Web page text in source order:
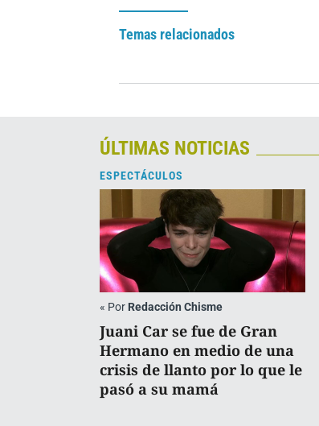
Temas relacionados
ÚLTIMAS NOTICIAS
ESPECTÁCULOS
« Por Redacción Chisme
Juani Car se fue de Gran
Hermano en medio de una
crisis de llanto por lo que le
pasó a su mamá